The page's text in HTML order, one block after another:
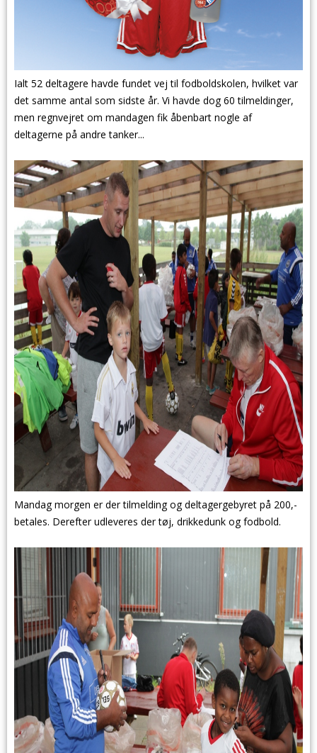
Ialt 52 deltagere havde fundet vej til fodboldskolen, hvilket var
det samme antal som sidste år. Vi havde dog 60 tilmeldinger,
men regnvejret om mandagen fik åbenbart nogle af
deltagerne på andre tanker...
Mandag morgen er der tilmelding og deltagergebyret på 200,-
betales. Derefter udleveres der tøj, drikkedunk og fodbold.